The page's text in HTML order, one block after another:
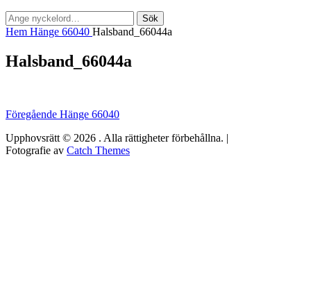
Sök
efter:
Sök
Hem Hänge 66040 Halsband_66044a
Halsband_66044a
Inläggsnavigering
Föregående Föregående
Hänge 66040
Upphovsrätt © 2026 . Alla rättigheter förbehållna. |
Fotografie av Catch Themes